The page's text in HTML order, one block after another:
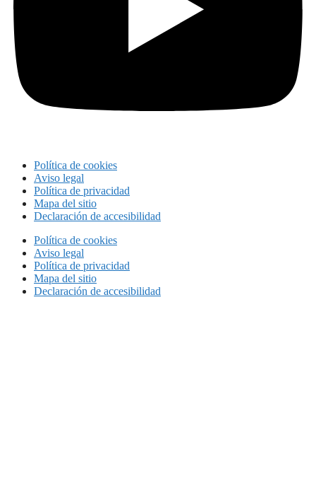
Política de cookies
Aviso legal
Política de privacidad
Mapa del sitio
Declaración de accesibilidad
Política de cookies
Aviso legal
Política de privacidad
Mapa del sitio
Declaración de accesibilidad